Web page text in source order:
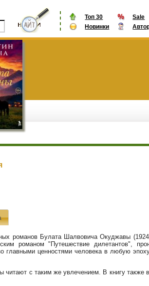
Топ 30
Sale
Новинки
романов Булата Шалвовича Окуджавы
романом "Путешествие дилетантов",
главными ценностями человека в любую
с таким же увлечением. В книгу также